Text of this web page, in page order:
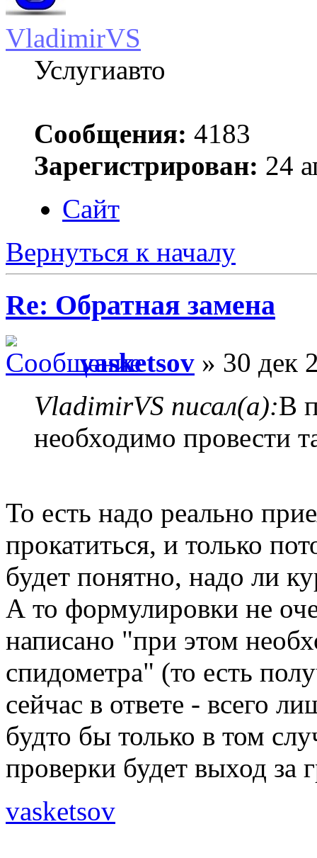
VladimirVS
Услугиавто
Сообщения: 4183
Зарегистрирован: 24
Сайт
Вернуться к началу
Re: Обратная замена
vasketsov » 30 дек
VladimirVS писал(а):В
необходимо провести
То есть надо реально
прокатиться, и только
будет понятно, надо ли
А то формулировки не
написано "при этом
спидометра" (то есть
сейчас в ответе - всего
будто бы только в том
проверки будет выход за
vasketsov